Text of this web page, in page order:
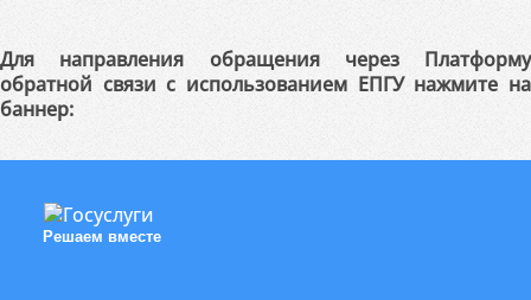
Для направления обращения через Платформу
обратной связи с использованием ЕПГУ нажмите на
баннер:
Решаем вместе